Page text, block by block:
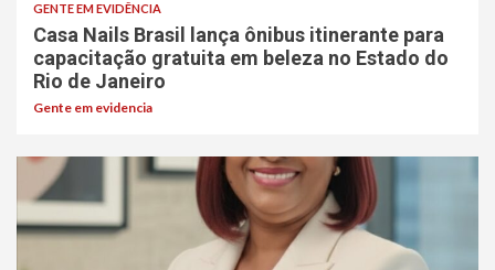
GENTE EM EVIDÊNCIA
Casa Nails Brasil lança ônibus itinerante para
capacitação gratuita em beleza no Estado do
Rio de Janeiro
Gente em evidencia